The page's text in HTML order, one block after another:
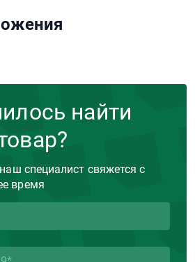
найти
специалист свяжется с
время